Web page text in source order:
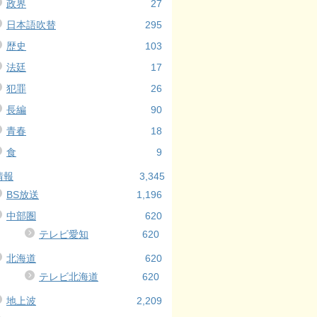
政界
27
日本語吹替
295
歴史
103
法廷
17
犯罪
26
長編
90
青春
18
食
9
報
3,345
BS放送
1,196
中部圏
620
テレビ愛知
620
北海道
620
テレビ北海道
620
地上波
2,209